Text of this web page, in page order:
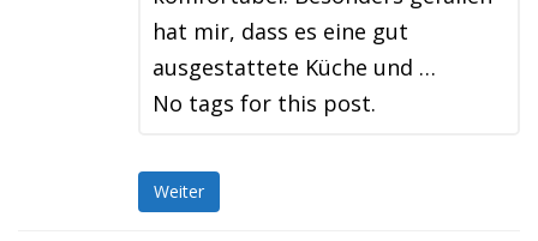
hat mir, dass es eine gut
ausgestattete Küche und …
No tags for this post.
Weiter